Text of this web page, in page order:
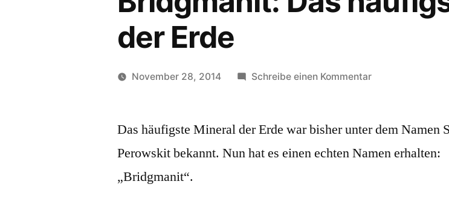
der Erde
November 28, 2014 Schreibe einen Kommentarzu
häufigste
auf
Das häufigste Mineral der Erde war bisher unter dem Namen
Perowskit bekannt. Nun hat es einen echten Namen erhalten:
„Bridgmanit“.